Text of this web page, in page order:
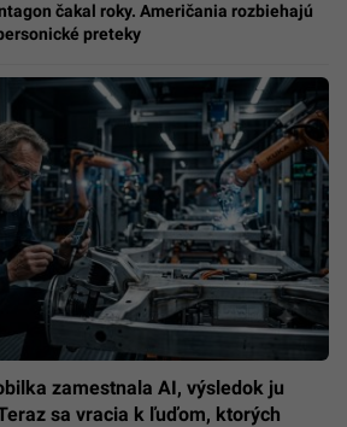
čakal roky. Američania rozbiehajú
preteky
zamestnala AI, výsledok ju
sa vracia k ľuďom, ktorých